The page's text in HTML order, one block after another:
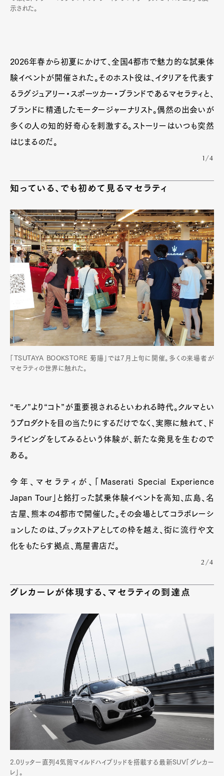
Pen international Pen tw
示された。
2026年春から初夏にかけて、全国4都市で魅力的な試乗体
験イベントが開催された。そのホスト役は、イタリアを代表す
るラグジュアリー・スポーツカー・ブランドであるマセラティと、
ブランドに精通したモータージャーナリスト。偶然の出会いが
多くの人の知的好奇心を刺激する。ストーリーはいつも突然
はじまるのだ。
1/4
知っている、でも初めて見るマセラティ
「TSUTAYA BOOKSTORE 菊陽」では7月上旬に開催。多くの来場者が
マセラティの世界に触れた。
“モノ”より“コト”が重要視されるといわれる時代。クルマとい
うプロダクトを目の当たりにするだけでなく、実際に触れて、ド
ライビングをしてみるという体験が、新たな発見を生むので
ある。
今年、マセラティが、「Maserati Special Experience
Japan Tour」と銘打った試乗体験イベントを高知、広島、名
古屋、熊本の4都市で開催した。その会場としてコラボレーシ
ョンしたのは、ブックストアとしての枠を越え、街に流行や文
化をもたらす拠点、蔦屋書店だ。
2/4
グレカーレが体現する、マセラティの到達点
2.0リッター直列4気筒マイルドハイブリッドを搭載する最新SUV「グレカー
レ」。